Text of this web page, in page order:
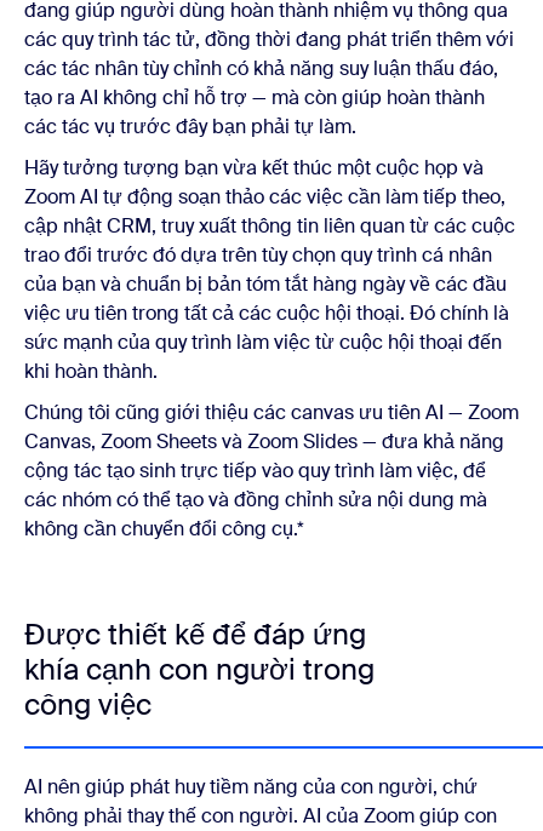
đang giúp người dùng hoàn thành nhiệm vụ thông qua
các quy trình tác tử, đồng thời đang phát triển thêm với
các tác nhân tùy chỉnh có khả năng suy luận thấu đáo,
tạo ra AI không chỉ hỗ trợ — mà còn giúp hoàn thành
các tác vụ trước đây bạn phải tự làm.
Hãy tưởng tượng bạn vừa kết thúc một cuộc họp và
Zoom AI tự động soạn thảo các việc cần làm tiếp theo,
cập nhật CRM, truy xuất thông tin liên quan từ các cuộc
trao đổi trước đó dựa trên tùy chọn quy trình cá nhân
của bạn và chuẩn bị bản tóm tắt hàng ngày về các đầu
việc ưu tiên trong tất cả các cuộc hội thoại. Đó chính là
sức mạnh của quy trình làm việc từ cuộc hội thoại đến
khi hoàn thành.
Chúng tôi cũng giới thiệu các canvas ưu tiên AI — Zoom
Canvas, Zoom Sheets và Zoom Slides — đưa khả năng
cộng tác tạo sinh trực tiếp vào quy trình làm việc, để
các nhóm có thể tạo và đồng chỉnh sửa nội dung mà
không cần chuyển đổi công cụ.*
Được thiết kế để đáp ứng
khía cạnh con người trong
công việc
AI nên giúp phát huy tiềm năng của con người, chứ
không phải thay thế con người. AI của Zoom giúp con